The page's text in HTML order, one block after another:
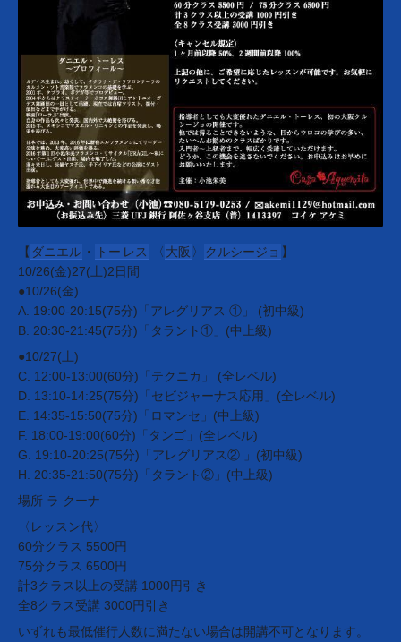
【 ダニエル ・ トー レス 〈 大阪 〉 クルシージョ 】
10/26(金)27(土)2日間
●10/26(金)
A. 19:00-20:15(75分)「アレグリアス ①」 (初中級)
B. 20:30-21:45(75分)「タラント①」(中上級)
●10/27(土)
C. 12:00-13:00(60分)「テクニカ」 (全レベル)
D. 13:10-14:25(75分)「セビジャーナス応用」(全レベル)
E. 14:35-15:50(75分)「ロマンセ」(中上級)
F. 18:00-19:00(60分)「タンゴ」(全レベル)
G. 19:10-20:25(75分)「アレグリアス② 」(初中級)
H. 20:35-21:50(75分)「タラント②」(中上級)
場所 ラ クーナ
〈レッスン代〉
60分クラス 5500円
75分クラス 6500円
計3クラス以上の受講 1000円引き
全8クラス受講 3000円引き
いずれも最低催行人数に満たない場合は開講不可となります。